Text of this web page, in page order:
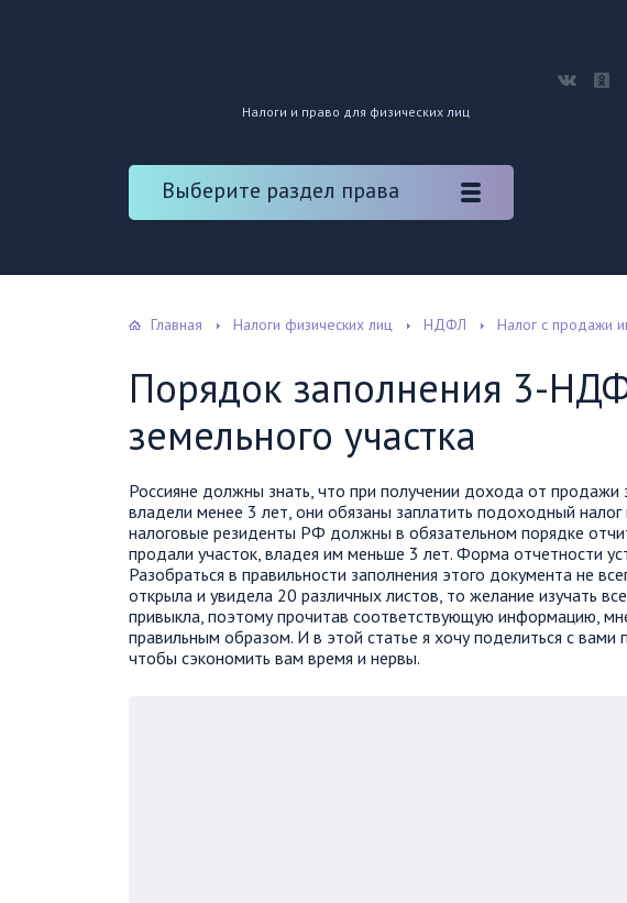
Налоги и право для физических лиц
Выберите раздел права
Главная Налоги физических лиц НДФЛ Налог с продажи
Порядок заполнения 3-
земельного участка
Россияне должны знать, что при получении дохода от продажи
владели менее 3 лет, они обязаны заплатить подоходный налог
налоговые резиденты РФ должны в обязательном порядке
продали участок, владея им меньше 3 лет. Форма отчетности
Разобраться в правильности заполнения этого документа не
открыла и увидела 20 различных листов, то желание изучать
привыкла, поэтому прочитав соответствующую информацию,
правильным образом. И в этой статье я хочу поделиться с вами
чтобы сэкономить вам время и нервы.